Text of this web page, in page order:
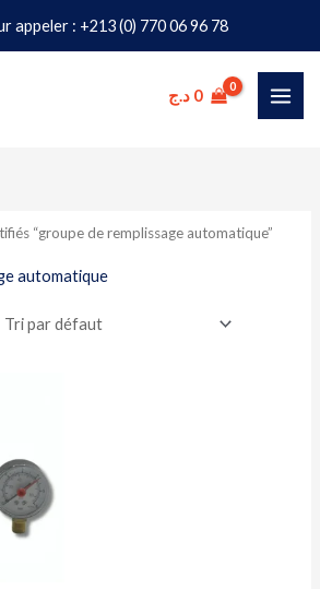
appeler : +213 (0) 770 06 96 78
0 د.ج
“groupe de remplissage automatique”
automatique